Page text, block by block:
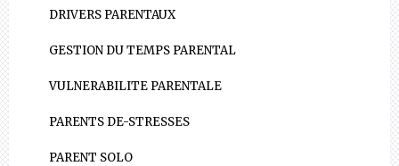
DRIVERS PARENTAUX
GESTION DU TEMPS PARENTAL
VULNERABILITE PARENTALE
PARENTS DE-STRESSES
PARENT SOLO